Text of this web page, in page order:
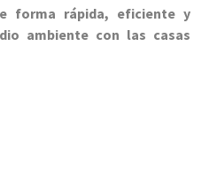
forma rápida, eficiente y
ambiente con las casas